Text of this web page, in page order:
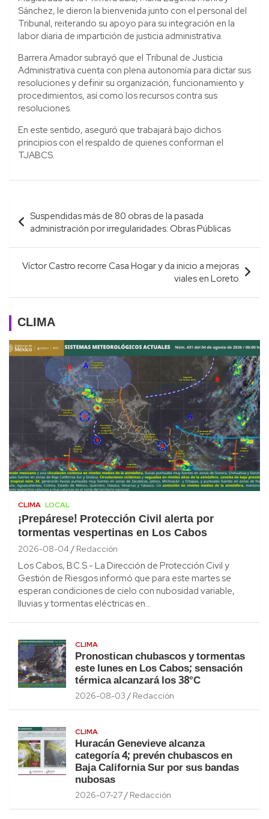
Sánchez, le dieron la bienvenida junto con el personal del
Tribunal, reiterando su apoyo para su integración en la
labor diaria de impartición de justicia administrativa.
Barrera Amador subrayó que el Tribunal de Justicia
Administrativa cuenta con plena autonomía para dictar sus
resoluciones y definir su organización, funcionamiento y
procedimientos, así como los recursos contra sus
resoluciones.
En este sentido, aseguró que trabajará bajo dichos
principios con el respaldo de quienes conforman el
TJABCS.
Navegación
de
entradas
Suspendidas más de 80 obras de la pasada
administración por irregularidades: Obras Públicas
Víctor Castro recorre Casa Hogar y da inicio a mejoras
viales en Loreto
CLIMA
CLIMA LOCAL
¡Prepárese! Protección Civil alerta por
tormentas vespertinas en Los Cabos
2026-08-04 Redacción
Los Cabos, B.C.S.- La Dirección de Protección Civil y
Gestión de Riesgos informó que para este martes se
esperan condiciones de cielo con nubosidad variable,
lluvias y tormentas eléctricas en…
CLIMA
Pronostican chubascos y tormentas
este lunes en Los Cabos; sensación
térmica alcanzará los 38°C
2026-08-03 Redacción
CLIMA
Huracán Genevieve alcanza
categoría 4; prevén chubascos en
Baja California Sur por sus bandas
nubosas
2026-07-27 Redacción